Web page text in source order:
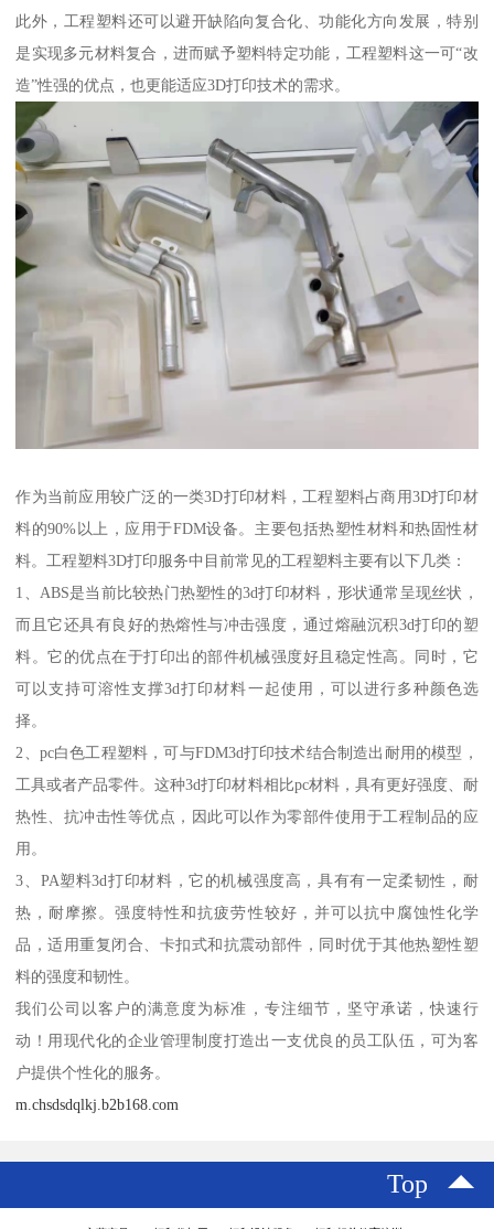
此外，工程塑料还可以避开缺陷向复合化、功能化方向发展，特别
是实现多元材料复合，进而赋予塑料特定功能，工程塑料这一可“改
造”性强的优点，也更能适应3D打印技术的需求。
作为当前应用较广泛的一类3D打印材料，工程塑料占商用3D打印材
料的90%以上，应用于FDM设备。主要包括热塑性材料和热固性材
料。工程塑料3D打印服务中目前常见的工程塑料主要有以下几类：
1、ABS是当前比较热门热塑性的3d打印材料，形状通常呈现丝状，
而且它还具有良好的热熔性与冲击强度，通过熔融沉积3d打印的塑
料。它的优点在于打印出的部件机械强度好且稳定性高。同时，它
可以支持可溶性支撑3d打印材料一起使用，可以进行多种颜色选
择。
2、pc白色工程塑料，可与FDM3d打印技术结合制造出耐用的模型，
工具或者产品零件。这种3d打印材料相比pc材料，具有更好强度、耐
热性、抗冲击性等优点，因此可以作为零部件使用于工程制品的应
用。
3、PA塑料3d打印材料，它的机械强度高，具有有一定柔韧性，耐
热，耐摩擦。强度特性和抗疲劳性较好，并可以抗中腐蚀性化学
品，适用重复闭合、卡扣式和抗震动部件，同时优于其他热塑性塑
料的强度和韧性。
我们公司以客户的满意度为标准，专注细节，坚守承诺，快速行
动！用现代化的企业管理制度打造出一支优良的员工队伍，可为客
户提供个性化的服务。
m.chsdsdqlkj.b2b168.com
Top